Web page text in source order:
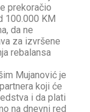
prekoračio
100.000 KM
da ne
za izvršene
rebalansa
Mujanović je
koji će
i da plati
na dnevni red